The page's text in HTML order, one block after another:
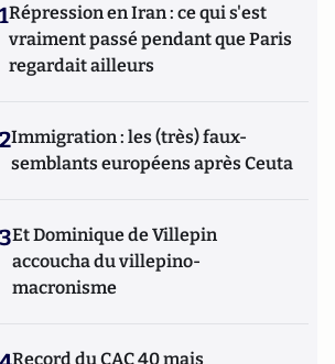
1Répression en Iran : ce qui s'est
vraiment passé pendant que Paris
regardait ailleurs
2Immigration : les (très) faux-
semblants européens après Ceuta
3Et Dominique de Villepin
accoucha du villepino-
macronisme
Record du CAC 40 mais